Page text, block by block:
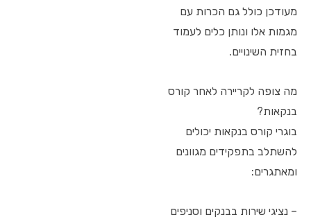
מעודכן כולל גם הכרות עם
מגמות אלו ונותן כלים לעמוד
בחזית השינויים.
מה צופה לקריירה לאחר קורס
בנקאות?
בוגרי קורס בנקאות יכולים
להשתלב בתפקידים מגוונים
ומאתגרים:
– נציגי שירות בבנקים וסניפים